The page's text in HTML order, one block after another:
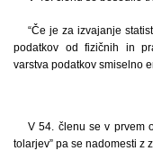
“Če je za izvajanje
podatkov od fizičnih in
varstva podatkov smiselno
V 54. členu se v prvem
tolarjev” pa se nadomesti z